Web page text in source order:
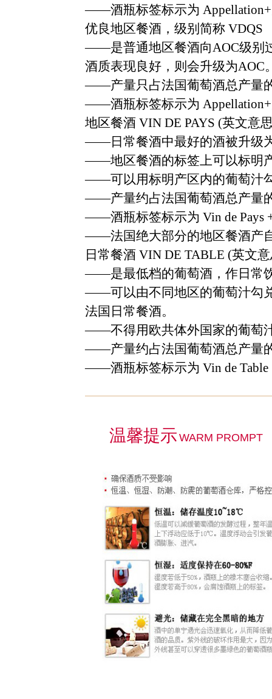
——酒瓶标签标示为 Appellation+
优良地区餐酒，级别简称 VDQS
——是普通地区餐酒向 AOC级别
酒质表现良好，则会升级为AOC
——产量只占法国葡萄酒总产量
——酒瓶标签标示为 Appellation+
地区餐酒 VIN DE PAYS (英文意
——日常餐酒中最好的酒被升级
——地区餐酒的标签上可以标明
——可以用标明产区内的葡萄汁
——产量约占法国葡萄酒总产量
——酒瓶标签标示为 Vin de Pays
——法国绝大部分的地区餐酒产
日常餐酒 VIN DE TABLE (英文
——是最低档的葡萄酒，作日常
——可以由不同地区的葡萄汁勾
法国日常餐酒。
——不得用欧共体外国家的葡萄
——产量约占法国葡萄酒总产量
——酒瓶标签标示为 Vin de Table
温馨提示 WARM PROMPT